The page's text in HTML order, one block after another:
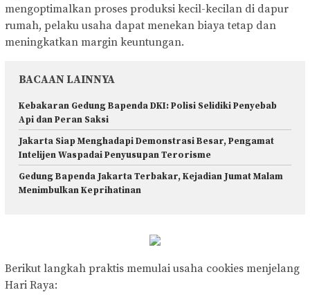
mengoptimalkan proses produksi kecil-kecilan di dapur
rumah, pelaku usaha dapat menekan biaya tetap dan
meningkatkan margin keuntungan.
BACAAN LAINNYA
Kebakaran Gedung Bapenda DKI: Polisi Selidiki Penyebab
Api dan Peran Saksi
Jakarta Siap Menghadapi Demonstrasi Besar, Pengamat
Intelijen Waspadai Penyusupan Terorisme
Gedung Bapenda Jakarta Terbakar, Kejadian Jumat Malam
Menimbulkan Keprihatinan
Berikut langkah praktis memulai usaha cookies menjelang
Hari Raya: